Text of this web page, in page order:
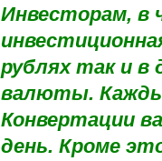
Инвесторам, в
рублях так и в
валюты.
Конвертации
день. Кроме